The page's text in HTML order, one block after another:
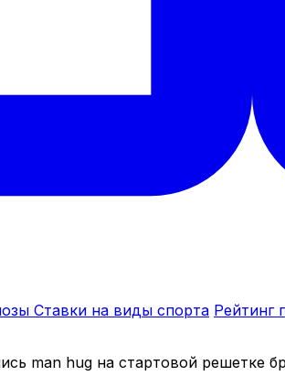
Ставки на виды спорта Рейтинг
man hug на стартовой решетке